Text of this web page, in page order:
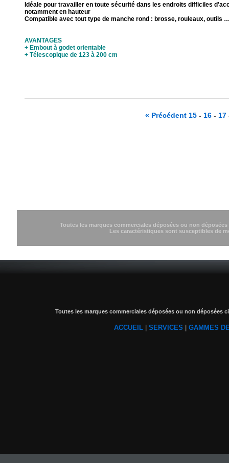
Idéale pour travailler en toute sécurité dans les endroits difficiles
notamment en hauteur
Compatible avec tout type de manche rond : brosse, rouleaux, outils
AVANTAGES
+ Embout à godet orientable
+ Télescopique de 123 à 200 cm
« Précédent 15- 16- 17
Toutes les marques commerciales déposées ou non
Les caractéristiques sont susceptibles de
Toutes les marques commerciales déposées ou non déposées
ACCUEIL SERVICES GAMMES